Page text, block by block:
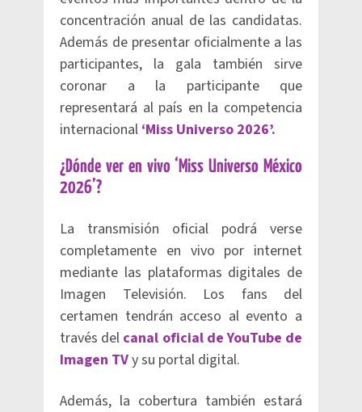
concentración anual de las candidatas.
Además de presentar oficialmente a las
participantes, la gala también sirve
coronar a la participante que
representará al país en la competencia
internacional ‘Miss Universo 2026’.
¿Dónde ver en vivo ‘Miss Universo México
2026’?
La transmisión oficial podrá verse
completamente en vivo por internet
mediante las plataformas digitales de
Imagen Televisión. Los fans del
certamen tendrán acceso al evento a
través del canal oficial de YouTube de
Imagen TVy su portal digital.
Además, la cobertura también estará